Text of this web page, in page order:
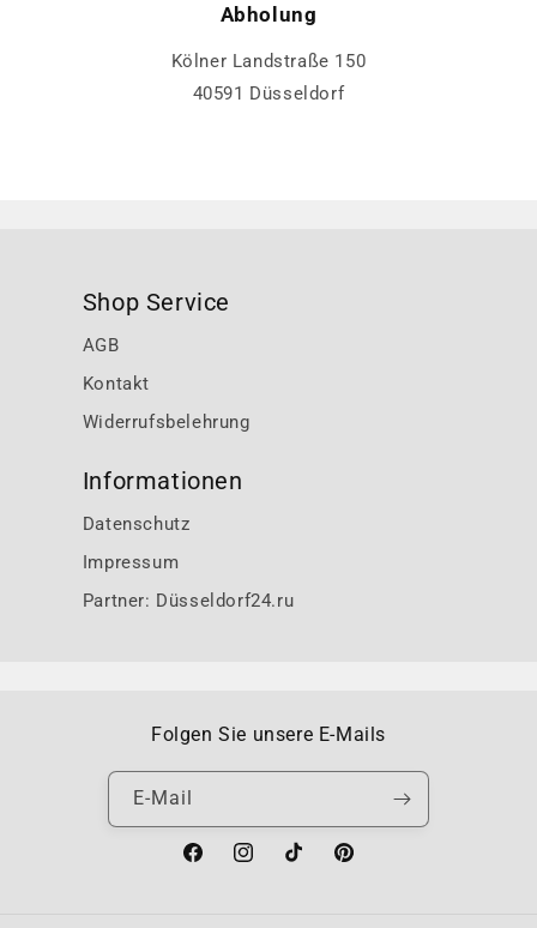
Abholung
Kölner Landstraße 150
40591 Düsseldorf
Shop Service
AGB
Kontakt
Widerrufsbelehrung
Informationen
Datenschutz
Impressum
Partner: Düsseldorf24.ru
Folgen Sie unsere E-Mails
E-Mail
FacebookInstagramTikTok Pinterest